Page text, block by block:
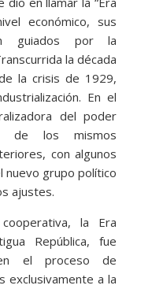
económico, sus
guiados por la
la década
la crisis de 1929,
En el
del poder
de los mismos
con algunos
nuevo grupo político
ajustes.
la Era
República, fue
el proceso de
exclusivamente a la